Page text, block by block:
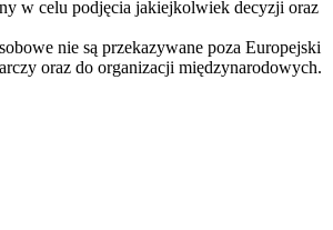
w celu podjęcia jakiejkolwiek decyzji oraz
nie są przekazywane poza Europejski
oraz do organizacji międzynarodowych.